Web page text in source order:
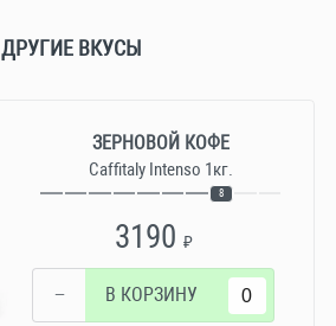
ДРУГИЕ ВКУСЫ
ЗЕРНОВОЙ КОФЕ
Caffitaly Intenso 1кг.
8
3190 ₽
− В КОРЗИНУ